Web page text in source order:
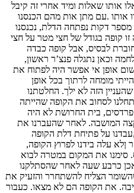
שאלות ומיד אחרי זה קיבל
.עם מתן אות מהם הכנסנו
דקות נפתחה הדלת, נכנסנו
קופה בגודל של חצי מטר על חצי
לבסיס, אבל קופה כבדה
וכאן נתגלה פנצ’ר ראשון,
אופן אי אפשר היה לפתוח את
מומחה לרתוך בכל אופן
הזה לא ילך. החלטתנו
לסחוב את הקופה שהייתה
בית החרושת לא היה
המושבה. לאחר שהעברנו את
על פתיחת דלת הקופה
עלה בידנו לפרוץ הקופה,
סימנו את המקום במטרה לבוא
כרבע שעה לאחר שהסתלקנו
הצליח להשתחרר והזעיק את
את הקופה הם לא מצאו. כעבור